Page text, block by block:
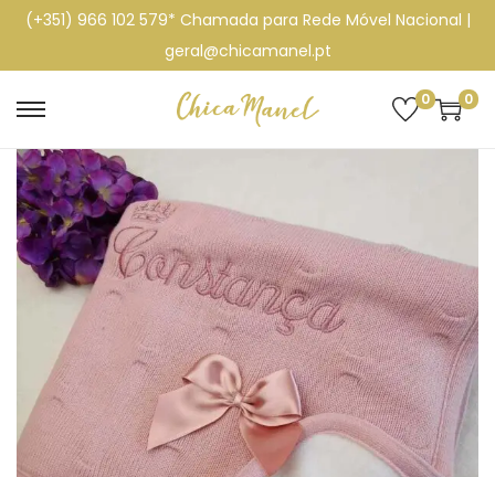
(+351) 966 102 579* Chamada para Rede Móvel Nacional |
geral@chicamanel.pt
0 0